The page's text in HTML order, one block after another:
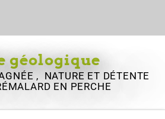
géologique
, NATURE ET DÉTENTE
EN PERCHE